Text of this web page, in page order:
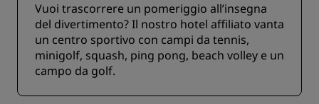
Vuoi trascorrere un pomeriggio all’insegna
del divertimento? Il nostro hotel affiliato vanta
un centro sportivo con campi da tennis,
minigolf, squash, ping pong, beach volley e un
campo da golf.